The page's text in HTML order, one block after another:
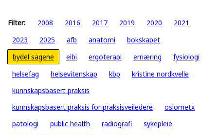
Filter: 2008 2016 2017 2019 2020
2021
2023
2025 afb anatomi
bokskapet
bydel sagene
eibi ergoterapi ernæring
fysiologi
helsefag
helsevitenskap kbp
kristine nordkvelle
kunnskapsbasert praksis
kunnskapsbasert praksis for praksisveiledere
oslometx
patologi
public health radiografi
sykepleie